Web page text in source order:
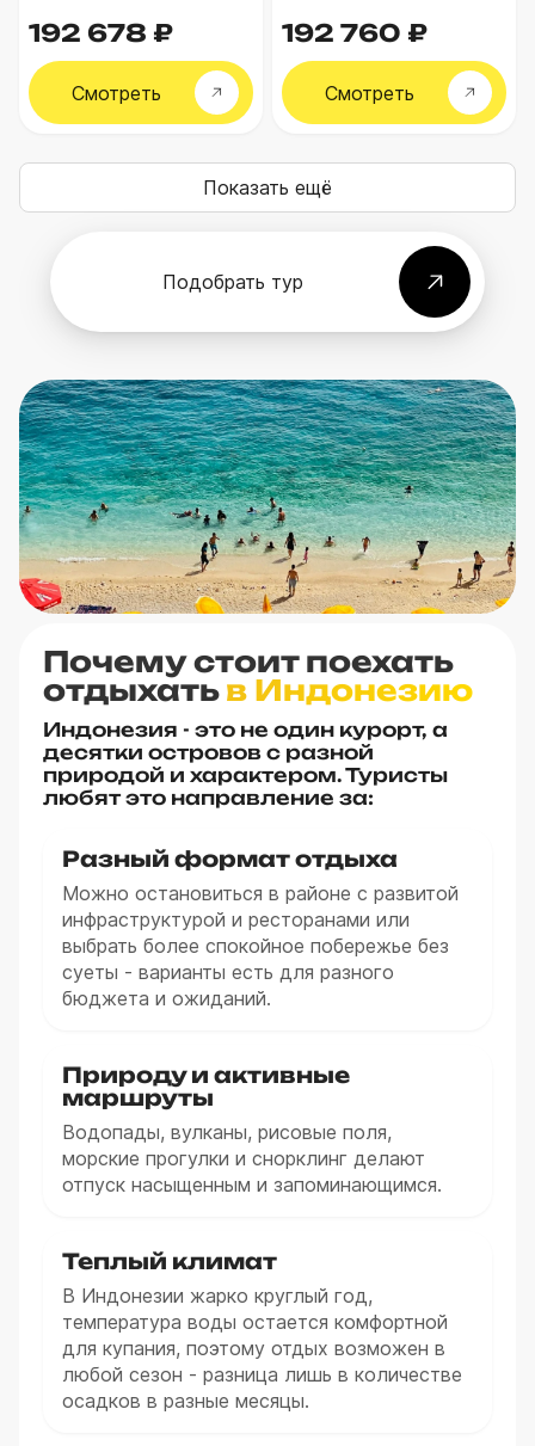
192 678 ₽
Смотреть
192 760 ₽
Смотреть
Показать ещё
Подобрать тур
Почему стоит поехать
отдыхать в Индонезию
Индонезия - это не один курорт, а
десятки островов с разной
природой и характером. Туристы
любят это направление за:
Разный формат отдыха
Можно остановиться в районе с развитой
инфраструктурой и ресторанами или
выбрать более спокойное побережье без
суеты - варианты есть для разного
бюджета и ожиданий.
Природу и активные
маршруты
Водопады, вулканы, рисовые поля,
морские прогулки и снорклинг делают
отпуск насыщенным и запоминающимся.
Теплый климат
В Индонезии жарко круглый год,
температура воды остается комфортной
для купания, поэтому отдых возможен в
любой сезон - разница лишь в количестве
осадков в разные месяцы.